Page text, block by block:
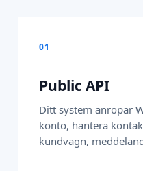
01
Public API
Ditt system anropar
konto, hantera
kundvagn,